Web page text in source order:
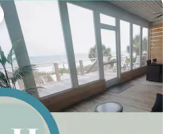
appréciés